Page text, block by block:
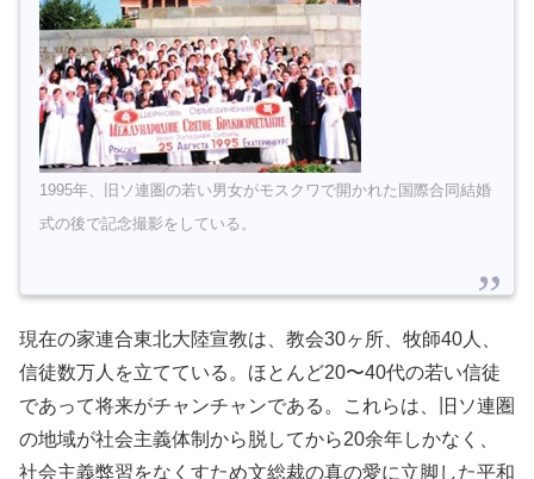
1995年、旧ソ連圏の若い男女がモスクワで開かれた国際合同結婚
式の後で記念撮影をしている。
現在の家連合東北大陸宣教は、教会30ヶ所、牧師40人、
信徒数万人を立てている。ほとんど20〜40代の若い信徒
であって将来がチャンチャンである。これらは、旧ソ連圏
の地域が社会主義体制から脱してから20余年しかなく、
社会主義弊習をなくすため文総裁の真の愛に立脚した平和